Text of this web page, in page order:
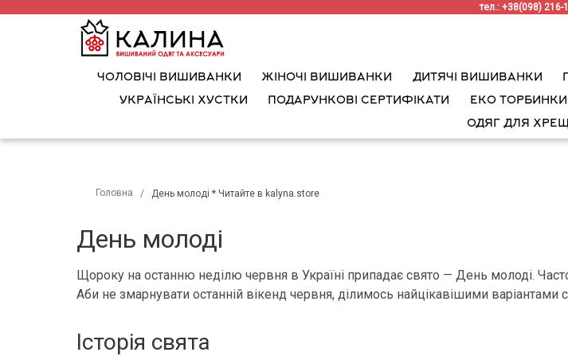
тел.: +38(098) 216-
ЧОЛОВІЧІ ВИШИВАНКИ ЖІНОЧІ ВИШИВАНКИ ДИТЯЧІ ВИШИВАНКИ
УКРАЇНСЬКІ ХУСТКИ
ПОДАРУНКОВІ СЕРТИФІКАТИ ЕКО
ОДЯГ ДЛЯ
Головна День молоді * Читайте в kalyna.store
День молоді
Щороку на останню неділю червня в Україні припадає свято — День молоді. Часто
Аби не змарнувати останній вікенд червня, ділимось найцікавішими варіантами
Історія свята